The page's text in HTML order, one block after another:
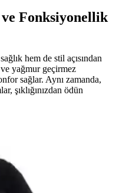
Fonksiyonellik
hem de stil açısından
yağmur geçirmez
sağlar. Aynı zamanda,
şıklığınızdan ödün
Şıklık ve